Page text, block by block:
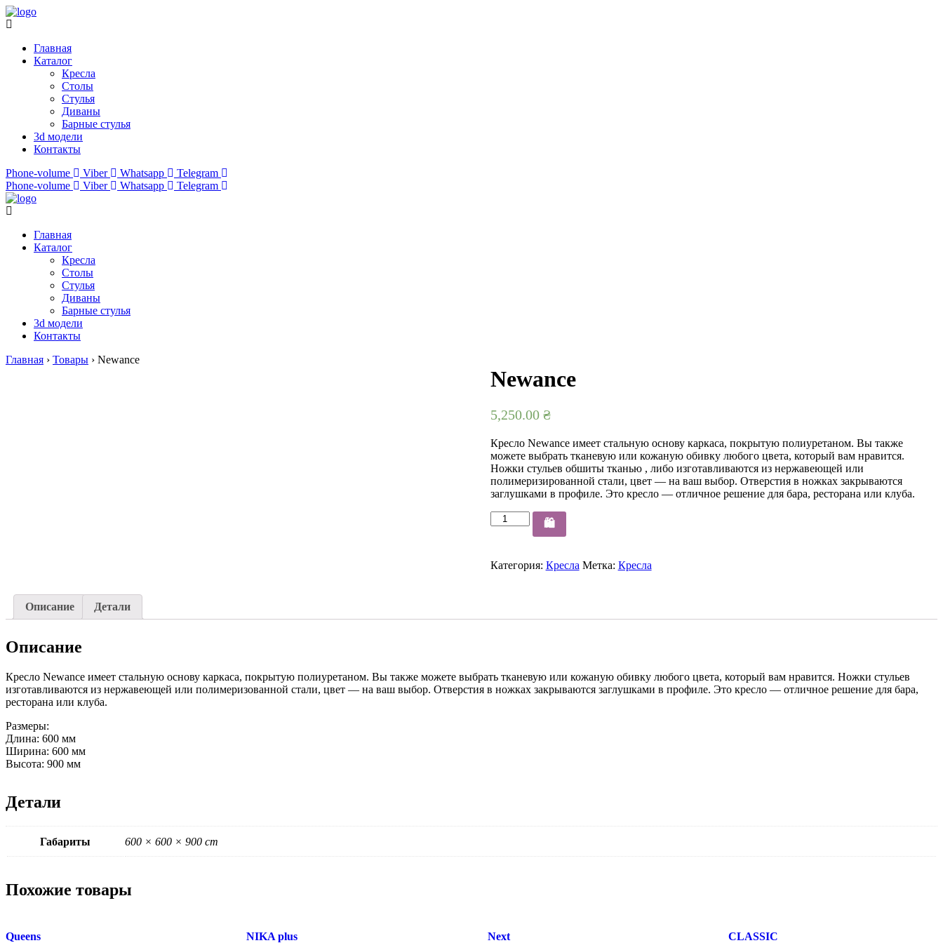
Меню
Главная
Каталог
Кресла
Столы
Стулья
Диваны
Барные стулья
3d модели
Контакты
Phone-volume
Viber Whatsapp
Telegram
Phone-volume
Viber Whatsapp Telegram
Меню
Главная
Каталог
Кресла
Столы
Стулья
Диваны
Барные стулья
3d модели
Контакты
Главная › Товары › Newance
Newance
5,250.00 ₴
Кресло Newance имеет стальную основу каркаса, покрытую полиуретаном. Вы также
можете выбрать тканевую или кожаную обивку любого цвета, который вам нравится.
Ножки стульев обшиты тканью , либо изготавливаются из нержавеющей или
полимеризированной стали, цвет — на ваш выбор. Отверстия в ножках закрываются
заглушками в профиле. Это кресло — отличное решение для бара, ресторана или клуба.
Количество
товара
🛍️
Категория: Кресла Метка: Кресла
Описание Детали
Описание
Кресло Newance имеет стальную основу каркаса, покрытую полиуретаном. Вы также можете выбрать тканевую или кожаную обивку любого цвета, который вам нравится. Ножки стульев
изготавливаются из нержавеющей или полимеризованной стали, цвет — на ваш выбор. Отверстия в ножках закрываются заглушками в профиле. Это кресло — отличное решение для бара,
ресторана или клуба.
Размеры:
Длина: 600 мм
Ширина: 600 мм
Высота: 900 мм
Детали
Габариты 600 × 600 × 900 cm
Похожие товары
Queens NIKA plus Next CLASSIC